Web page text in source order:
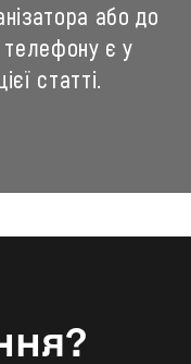
або до
телефону є у
статті.